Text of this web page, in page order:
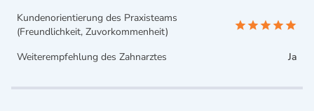
Kundenorientierung des Praxisteams
(Freundlichkeit, Zuvorkommenheit)
Weiterempfehlung des Zahnarztes
Ja